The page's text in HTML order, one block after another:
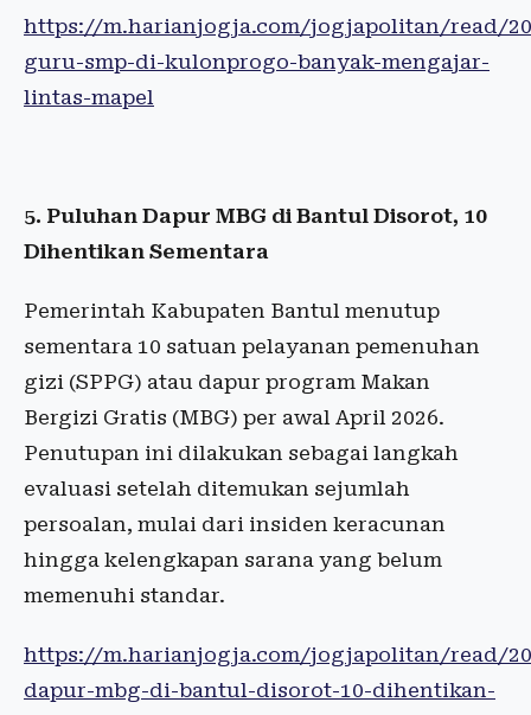
https://m.harianjogja.com/jogjapolitan/read/
guru-smp-di-kulonprogo-banyak-mengajar-
lintas-mapel
5. Puluhan Dapur MBG di Bantul Disorot, 10
Dihentikan Sementara
Pemerintah Kabupaten Bantul menutup
sementara 10 satuan pelayanan pemenuhan
gizi (SPPG) atau dapur program Makan
Bergizi Gratis (MBG) per awal April 2026.
Penutupan ini dilakukan sebagai langkah
evaluasi setelah ditemukan sejumlah
persoalan, mulai dari insiden keracunan
hingga kelengkapan sarana yang belum
memenuhi standar.
https://m.harianjogja.com/jogjapolitan/read/
dapur-mbg-di-bantul-disorot-10-dihentikan-